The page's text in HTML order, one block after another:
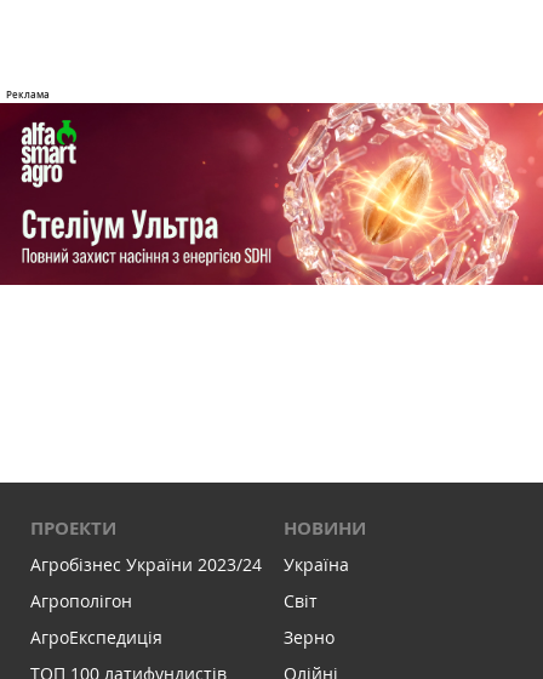
ПРОЕКТИ
Агробізнес України 2023/24
Агрополігон
АгроЕкспедиція
ТОП 100 латифундистів
НОВИНИ
Україна
Світ
Зерно
Олійні